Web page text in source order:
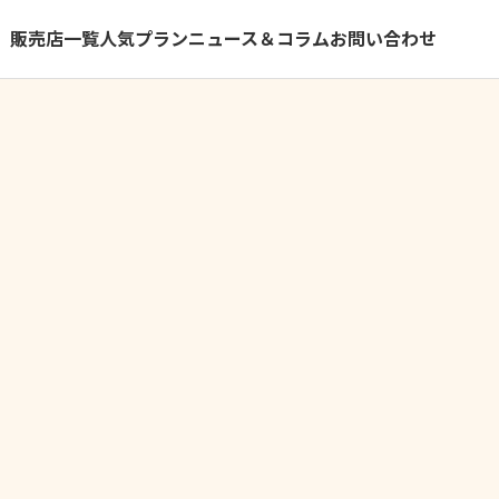
販売店一覧人気プランニュース＆コラムお問い合わせ